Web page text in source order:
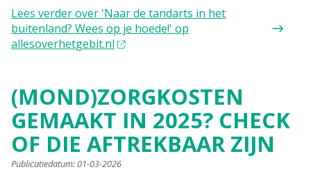
Lees verderover 'Naar de tandarts in het
buitenland? Wees op je hoede!' op
allesoverhetgebit.nl
(MOND)ZORGKOSTEN
GEMAAKT IN 2025? CHECK
OF DIE AFTREKBAAR ZIJN
Publicatiedatum:01-03-2026